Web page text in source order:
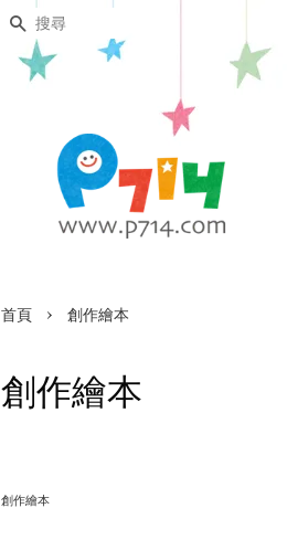
搜尋
首頁 › 創作繪本
創作繪本
創作繪本